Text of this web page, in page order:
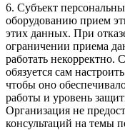
6. Субъект
оборудованию прием
этих данных. При
ограничении приема
работать некорректно.
обязуется сам
чтобы оно
работы и уровень
Организация не
консультаций на темы